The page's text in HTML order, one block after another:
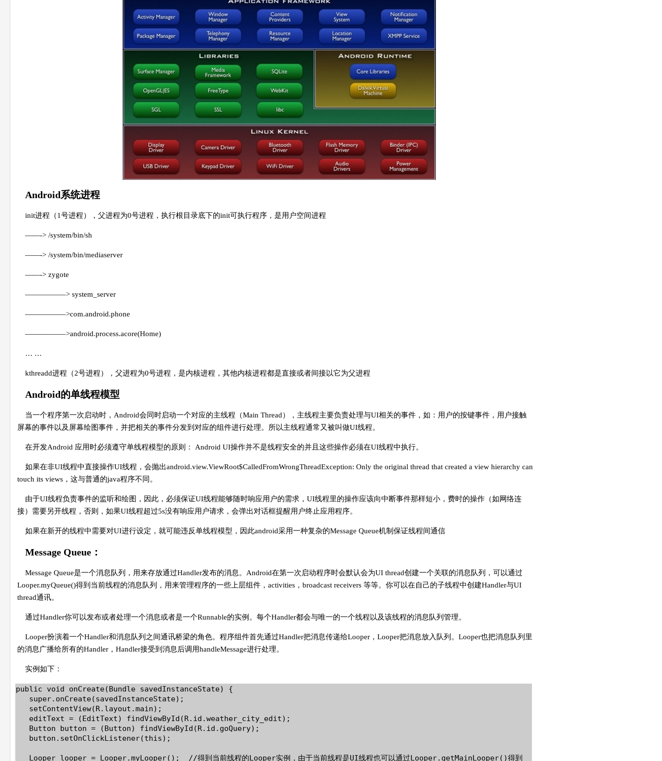
Android系统进程
init进程（1号进程），父进程为0号进程，执行根目录底下的init可执行程序，是用户空间进程
——-> /system/bin/sh
——-> /system/bin/mediaserver
——-> zygote
—————–> system_server
—————–>com.android.phone
—————–>android.process.acore(Home)
… …
kthreadd进程（2号进程），父进程为0号进程，是内核进程，其他内核进程都是直接或者间接以它为父进程
Android的单线程模型
当一个程序第一次启动时，Android会同时启动一个对应的主线程（Main Thread），主线程主要负责处理与UI相关的事件，如：用户的按键事件，用户接触
屏幕的事件以及屏幕绘图事件，并把相关的事件分发到对应的组件进行处理。所以主线程通常又被叫做UI线程。
在开发Android 应用时必须遵守单线程模型的原则： Android UI操作并不是线程安全的并且这些操作必须在UI线程中执行。
如果在非UI线程中直接操作UI线程，会抛出android.view.ViewRoot$CalledFromWrongThreadException: Only the original thread that created a view hierarchy can
touch its views，这与普通的java程序不同。
由于UI线程负责事件的监听和绘图，因此，必须保证UI线程能够随时响应用户的需求，UI线程里的操作应该向中断事件那样短小，费时的操作（如网络连
接）需要另开线程，否则，如果UI线程超过5s没有响应用户请求，会弹出对话框提醒用户终止应用程序。
如果在新开的线程中需要对UI进行设定，就可能违反单线程模型，因此android采用一种复杂的Message Queue机制保证线程间通信
Message Queue：
Message Queue是一个消息队列，用来存放通过Handler发布的消息。Android在第一次启动程序时会默认会为UI thread创建一个关联的消息队列，可以通过
Looper.myQueue()得到当前线程的消息队列，用来管理程序的一些上层组件，activities，broadcast receivers 等等。你可以在自己的子线程中创建Handler与UI
thread通讯。
通过Handler你可以发布或者处理一个消息或者是一个Runnable的实例。每个Handler都会与唯一的一个线程以及该线程的消息队列管理。
Looper扮演着一个Handler和消息队列之间通讯桥梁的角色。程序组件首先通过Handler把消息传递给Looper，Looper把消息放入队列。Looper也把消息队列里
的消息广播给所有的Handler，Handler接受到消息后调用handleMessage进行处理。
实例如下：
public void onCreate(Bundle savedInstanceState) {
   super.onCreate(savedInstanceState);
   setContentView(R.layout.main);
   editText = (EditText) findViewById(R.id.weather_city_edit);
   Button button = (Button) findViewById(R.id.goQuery);
   button.setOnClickListener(this);
   Looper looper = Looper.myLooper();  //得到当前线程的Looper实例，由于当前线程是UI线程也可以通过Looper.getMainLooper()得到